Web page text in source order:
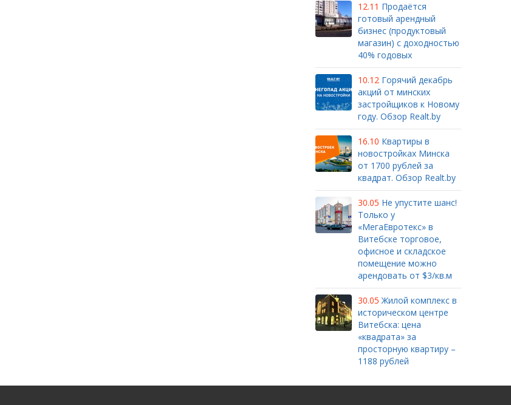
12.11 Продаётся
готовый арендный
бизнес (продуктовый
магазин) с доходностью
40% годовых
10.12 Горячий декабрь
акций от минских
застройщиков к Новому
году. Обзор Realt.by
16.10 Квартиры в
новостройках Минска
от 1700 рублей за
квадрат. Обзор Realt.by
30.05 Не упустите шанс!
Только у
«МегаЕвротекс» в
Витебске торговое,
офисное и складское
помещение можно
арендовать от $3/кв.м
30.05 Жилой комплекс в
историческом центре
Витебска: цена
«квадрата» за
просторную квартиру –
1188 рублей